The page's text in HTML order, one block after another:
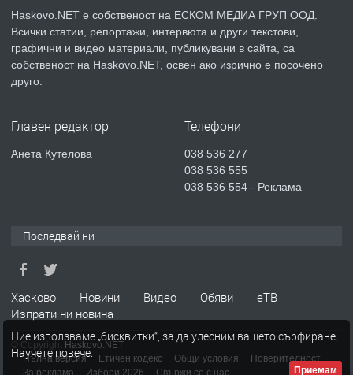
преди 3 дни
ПРЕДЛАГА
Продавам парцел в гр. Хасково кв.
СГЛОБЯВАНЕ НА МЕБЕЛИ.
апартамент под наем в кв.
Училищни, гр. Хасково.
преди 4 дни
Haskovo.NET е собственост на ЕСКОМ МЕДИА ГРУП ООД.
Всички статии, репортажи, интервюта и други текстови,
графични и видео материали, публикувани в сайта, са
собственост на Haskovo.NET, освен ако изрично е посочено
друго.
Главен редактор
Анета Кутелова
Телефони
038 536 277
038 536 555
038 536 554 - Реклама
Последвай ни
Хасково Новини Видео Обяви
еТВ
Изпрати ни новина
© Copyright Haskovo.NET
Пълна версия
Етичен кодекс Общи условия
Поверителност
За реклама
Избори 2026 Свържи се с нас
Ние използваме „бисквитки“, за да улесним вашето сърфиране.
Научете повече.
Приемам